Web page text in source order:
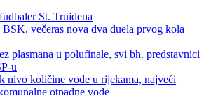
St. Truidena
večeras nova dva duela prvog kola
plasmana u polufinale, svi bh. predstavnici
u
nivo količine vode u rijekama, najveći
otpadne vode